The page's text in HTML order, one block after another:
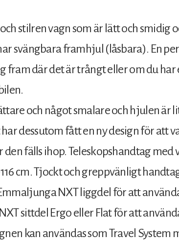
stilren vagn som är lätt och smidig
svängbara framhjul (låsbara). En
fram där det är trångt eller om du
och något smalare och hjulen är
dessutom fått en ny design för att
den fälls ihop. Teleskopshandtag med
cm. Tjockt och greppvänligt
NXT liggdel för att
sittdel Ergo eller Flat för att
kan användas som Travel System